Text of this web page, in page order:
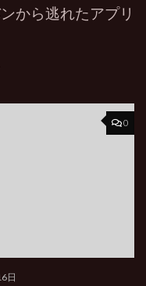
から逃れたアプリ
0
日